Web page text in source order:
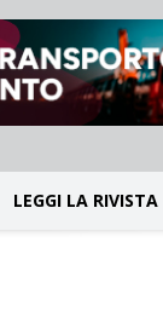
LEGGI LA RIVISTA